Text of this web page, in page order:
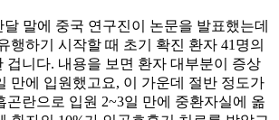
말에 중국 연구진이 논문을 발표했는데
행하기 시작할 때 초기 확진 환자 41명의
겁니다. 내용을 보면 환자 대부분이 증상
만에 입원했고요, 이 가운데 절반 정도가
곤란으로 입원 2~3일 만에 중환자실에 옮